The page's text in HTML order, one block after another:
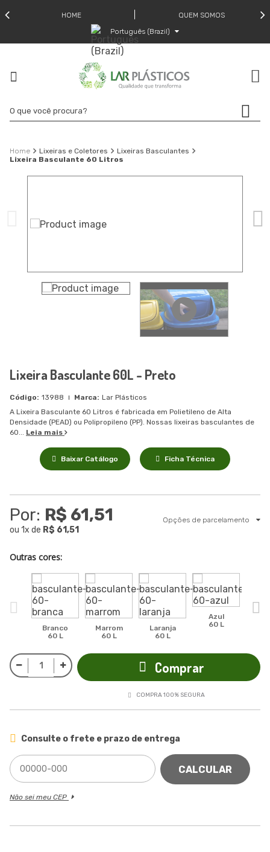
HOME
QUEM SOMOS
Português (Brazil)
Lixeiras e Coletores
Lixeiras Basculantes
Lixeira Basculante 60 Litros
Lixeira Basculante 60L - Preto
13988
Lar Plásticos
A Lixeira Basculante 60 Litros é fabricada em Polietileno de Alta
Densidade (PEAD) ou Polipropileno (PP). Nossas lixeiras basculantes de
60... Leia mais
Baixar Catálogo Ficha Técnica
Por: R$ 61,51
ou 1x de R$ 61,51
Opções de parcelamento
Outras cores:
Branco
60 L
Marrom
60 L
Laranja
60 L
Azul
60 L
Comprar
COMPRA 100% SEGURA
Consulte o frete e prazo de entrega
CALCULAR
Não sei meu CEP